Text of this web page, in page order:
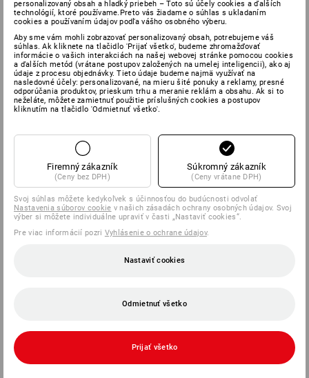
personalizovaný obsah a hladký priebeh – Toto sú účely cookies a ďalších
technológií, ktoré používame.Preto vás žiadame o súhlas s ukladaním
cookies a používaním údajov podľa vášho osobného výberu.
Aby sme vám mohli zobrazovať personalizovaný obsah, potrebujeme váš
súhlas. Ak kliknete na tlačidlo 'Prijať všetko', budeme zhromažďovať
informácie o vašich interakciách na našej webovej stránke pomocou cookies
a ďalších metód (vrátane postupov založených na umelej inteligencii), ako aj
údaje z procesu objednávky. Tieto údaje budeme najmä využívať na
nasledovné účely: personalizované, na mieru šité ponuky a reklamy, presné
odporúčania produktov, prieskum trhu a meranie reklám a obsahu. Ak si to
neželáte, môžete zamietnuť použitie príslušných cookies a postupov
kliknutím na tlačidlo 'Odmietnuť všetko'.
Firemný zákazník
(Ceny bez DPH)
Súkromný zákazník
(Ceny vrátane DPH)
Svoj súhlas môžete kedykoľvek s účinnosťou do budúcnosti odvolať
Nastavenia súborov cookie v našich zásadách ochrany osobných údajov. Svoj
výber si môžete individuálne upraviť v časti „Nastaviť cookies“.
Pre viac informácií pozri Vyhlásenie o ochrane údajov.
Nastaviť cookies
Odmietnuť všetko
Prijať všetko